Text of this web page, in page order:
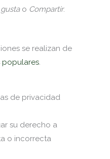
o Compartir.
se realizan de
populares
de privacidad
su derecho a
o incorrecta